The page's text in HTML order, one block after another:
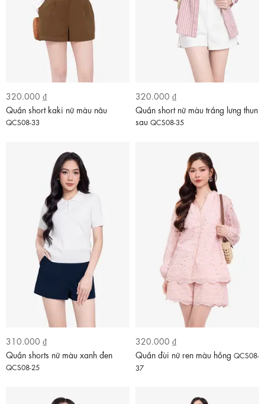
320.000 ₫
Quần short kaki nữ màu nâu
QCS08-33
320.000 ₫
Quần short nữ màu trắng lưng thun
sau QCS08-35
310.000 ₫
Quần shorts nữ màu xanh đen
QCS08-25
320.000 ₫
Quần đùi nữ ren màu hồng QCS08-
37